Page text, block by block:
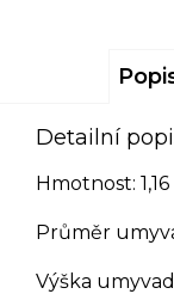
Detailní
Hmotnost:
Průměr
Výška